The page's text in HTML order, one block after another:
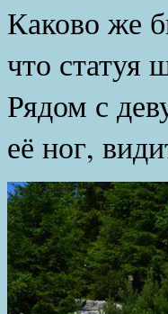
Каково же
что статуя
Рядом с
её ног,